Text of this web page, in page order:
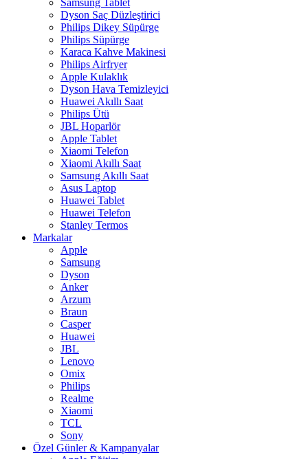
Dyson Saç Düzleştirici
Philips Dikey Süpürge
Philips Süpürge
Karaca Kahve Makinesi
Philips Airfryer
Apple Kulaklık
Dyson Hava Temizleyici
Huawei Akıllı Saat
Philips Ütü
JBL Hoparlör
Apple Tablet
Xiaomi Telefon
Xiaomi Akıllı Saat
Samsung Akıllı Saat
Asus Laptop
Huawei Tablet
Huawei Telefon
Stanley Termos
Markalar
Apple
Samsung
Dyson
Anker
Arzum
Braun
Casper
Huawei
JBL
Lenovo
Omix
Philips
Realme
Xiaomi
TCL
Sony
Özel Günler & Kampanyalar